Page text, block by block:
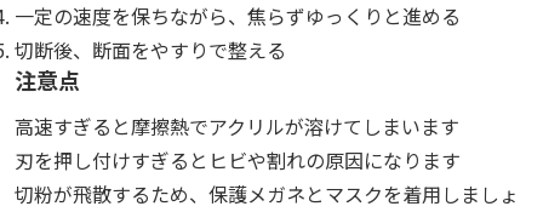
一定の速度を保ちながら、焦らずゆっくりと進める
切断後、断面をやすりで整える
注意点
高速すぎると摩擦熱でアクリルが溶けてしまいます
刃を押し付けすぎるとヒビや割れの原因になります
切粉が飛散するため、保護メガネとマスクを着用しましょ